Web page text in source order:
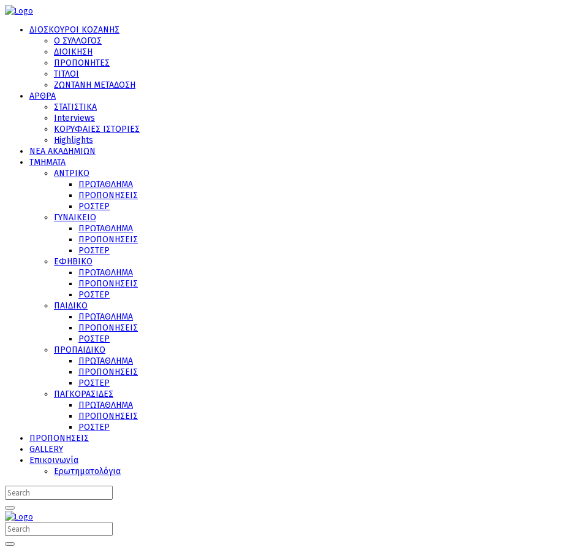
ΔΙΟΣΚΟΥΡΟΙ ΚΟΖΑΝΗΣ
Ο ΣΥΛΛΟΓΟΣ
ΔΙΟΙΚΗΣΗ
ΠΡΟΠΟΝΗΤΕΣ
ΤΙΤΛΟΙ
ΖΩΝΤΑΝΗ ΜΕΤΑΔΟΣΗ
ΑΡΘΡΑ
ΣΤΑΤΙΣΤΙΚΑ
Interviews
ΚΟΡΥΦΑΙΕΣ ΙΣΤΟΡΙΕΣ
Highlights
ΝΕΑ ΑΚΑΔΗΜΙΩΝ
ΤΜΗΜΑΤΑ
ΑΝΤΡΙΚΟ
ΠΡΩΤΑΘΛΗΜΑ
ΠΡΟΠΟΝΗΣΕΙΣ
ΡΟΣΤΕΡ
ΓΥΝΑΙΚΕΙΟ
ΠΡΩΤΑΘΛΗΜΑ
ΠΡΟΠΟΝΗΣΕΙΣ
ΡΟΣΤΕΡ
ΕΦΗΒΙΚΟ
ΠΡΩΤΑΘΛΗΜΑ
ΠΡΟΠΟΝΗΣΕΙΣ
ΡΟΣΤΕΡ
ΠΑΙΔΙΚΟ
ΠΡΩΤΑΘΛΗΜΑ
ΠΡΟΠΟΝΗΣΕΙΣ
ΡΟΣΤΕΡ
ΠΡΟΠΑΙΔΙΚΟ
ΠΡΩΤΑΘΛΗΜΑ
ΠΡΟΠΟΝΗΣΕΙΣ
ΡΟΣΤΕΡ
ΠΑΓΚΟΡΑΣΙΔΕΣ
ΠΡΩΤΑΘΛΗΜΑ
ΠΡΟΠΟΝΗΣΕΙΣ
ΡΟΣΤΕΡ
ΠΡΟΠΟΝΗΣΕΙΣ
GALLERY
Επικοινωνία
Ερωτηματολόγια